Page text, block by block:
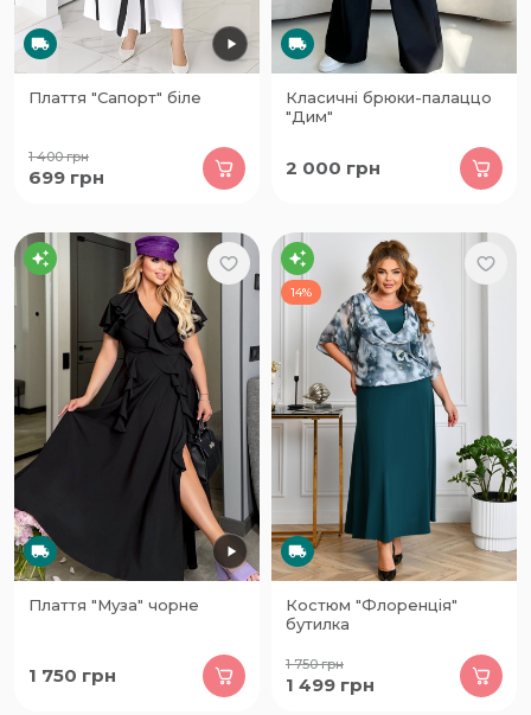
Плаття "Сапорт" біле
1 400грн
699 грн
Класичні брюки-палаццо
"Дим"
2 000 грн
Плаття "Муза" чорне
1 750 грн
14%
Костюм "Флоренція"
бутилка
1 750грн
1 499 грн